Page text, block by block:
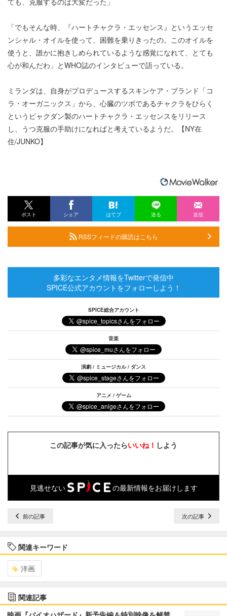
「でもそんな時、『ハートチャクラ・エッセンス』というエッセ
ンシャル・オイルを使って、困難を乗りきったの。このオイルを
使うと、誰かに抱きしめられているような感覚になれて、とても
心が和んだわ」とWHO誌のインタビューで語っている。
ミランダは、自身がプロデュースするスキンケア・ブランド「コ
ラ・オーガニックス」から、心臓のツボであるチャクラをひらく
というビャクダン製のハートチャクラ・エッセンスをリリース
し、うつ克服の手助けになればと考えているようだ。【NY在
住/JUNKO】
ポスト シェア はてブ 送る 送信
RSSフィードの購読はこちら
多彩なエンタメ情報をTwitterで発信中
SPICE公式アカウントをフォローしよう！
SPICE総合アカウント
音楽
演劇 / ミュージカル / ダンス
アニメ / ゲーム
この記事が気に入ったらいいね！ しよう
見逃せない の最新情報をお届けします
前の記事 次の記事
関連キーワード
洋画
関連記事